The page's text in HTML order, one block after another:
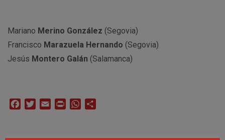
Mariano Merino González (Segovia)
Francisco Marazuela Hernando (Segovia)
Jesús Montero Galán (Salamanca)
FacebookTwitterEmail Print WhatsApp